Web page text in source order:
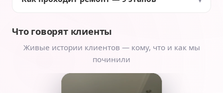
Что говорят клиенты
Живые истории клиентов — кому, что и как мы
починили